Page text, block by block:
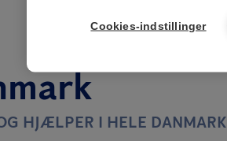
HJÆLPER I HELE DANMARK
Cookies-indstillinger